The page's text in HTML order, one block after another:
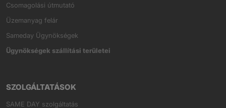
Csomagolási útmutató
Üzemanyag felár
Sameday Ügynökségek
Ügynökségek szállítási területei
SZOLGÁLTATÁSOK
SAME DAY szolgáltatás